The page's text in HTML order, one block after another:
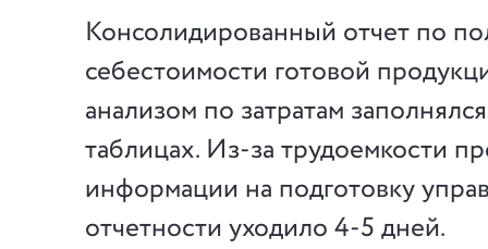
Консолидированный отчет по
себестоимости готовой
анализом по затратам
таблицах. Из-за трудоемкости
информации на подготовку
отчетности уходило 4-5 дней.